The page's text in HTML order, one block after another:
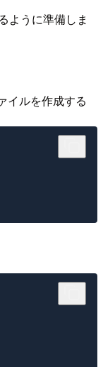
ように準備しま
イルを作成する